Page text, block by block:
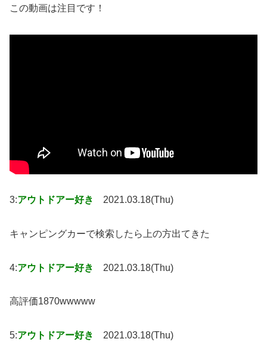
この動画は注目です！
3:アウトドアー好き 2021.03.18(Thu)
キャンピングカーで検索したら上の方出てきた
4:アウトドアー好き 2021.03.18(Thu)
高評価1870wwwww
5:アウトドアー好き 2021.03.18(Thu)